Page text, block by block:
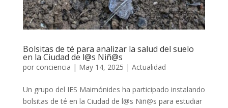
Bolsitas de té para analizar la salud del suelo
en la Ciudad de l@s Niñ@s
por conciencia | May 14, 2025 | Actualidad
Un grupo del IES Maimónides ha participado instalando
bolsitas de té en la Ciudad de l@s Niñ@s para estudiar